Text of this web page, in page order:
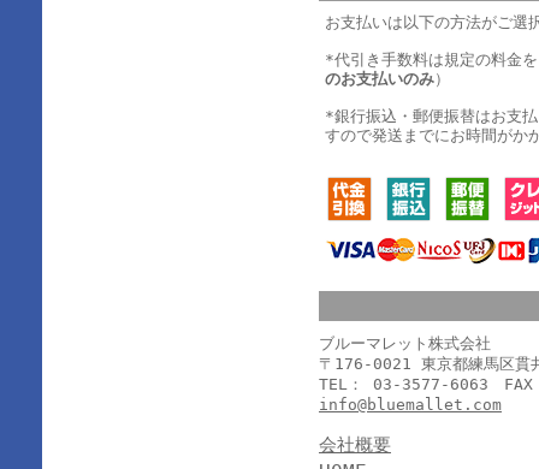
お支払いは以下の方法がご選
*代引き手数料は規定の料金
のお支払いのみ）
*銀行振込・郵便振替はお支
すので発送までにお時間がか
ブルーマレット株式会社
〒176-0021 東京都練馬区貫
TEL： 03-3577-6063
info@bluemallet.com
会社概要